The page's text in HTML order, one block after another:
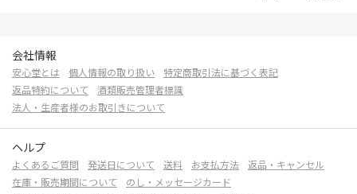
会社情報
安心堂とは 個人情報の取り扱い
特定商取引法に基づく表記
返品特約について
酒類販売管理者標識
法人・生産者様のお取引きについて
ヘルプ
よくあるご質問 発送日について 送料 お支払方法
返品・キャンセル
在庫・販売期間について
のし・メッセージカード